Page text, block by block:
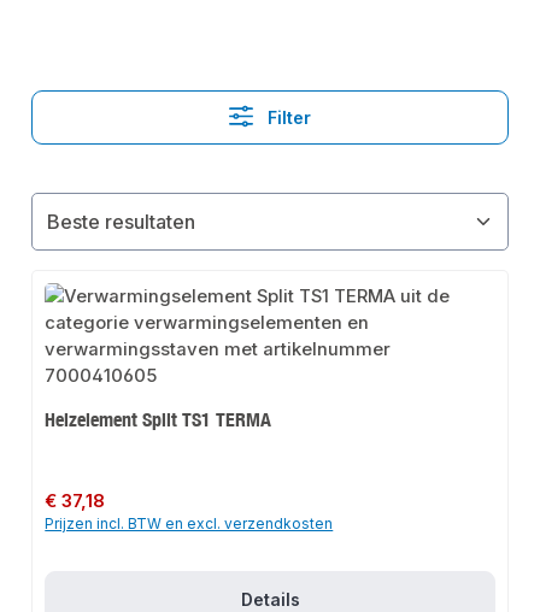
Filter
Heizelement Split TS1 TERMA
Normale prijs:
€ 37,18
Prijzen incl. BTW en excl. verzendkosten
Details